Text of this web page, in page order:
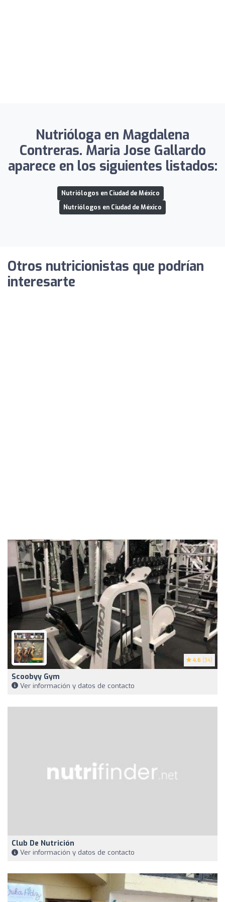
Nutrióloga en Magdalena
Contreras. Maria Jose Gallardo
aparece en los siguientes listados:
Nutriólogos en Ciudad de México
Nutriólogos en Ciudad de México
Otros nutricionistas que podrían
interesarte
4.6 (34)
Scoobyy Gym
Ver información y datos de contacto
Club De Nutrición
Ver información y datos de contacto